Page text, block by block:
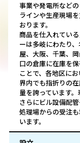
事業や発電所など
ラインや生産現場
おります。
商品を仕入れてい
ーは多岐にわたり
屋、大阪、千葉、
口の倉庫に在庫を
ことで、各地区に
界内でも指折りの
量を誇っています。
さらにビル設備配
処理場からの受注
います。